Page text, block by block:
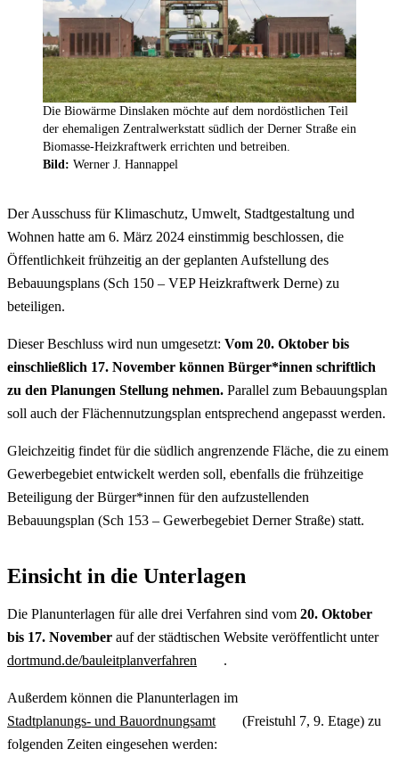
Die Biowärme Dinslaken möchte auf dem nordöstlichen Teil
der ehemaligen Zentralwerkstatt südlich der Derner Straße ein
Biomasse-Heizkraftwerk errichten und betreiben.
Bild: Werner J. Hannappel
Der Ausschuss für Klimaschutz, Umwelt, Stadtgestaltung und
Wohnen hatte am 6. März 2024 einstimmig beschlossen, die
Öffentlichkeit frühzeitig an der geplanten Aufstellung des
Bebauungsplans (Sch 150 – VEP Heizkraftwerk Derne) zu
beteiligen.
Dieser Beschluss wird nun umgesetzt: Vom 20. Oktober bis
einschließlich 17. November können Bürger*innen schriftlich
zu den Planungen Stellung nehmen. Parallel zum Bebauungsplan
soll auch der Flächennutzungsplan entsprechend angepasst werden.
Gleichzeitig findet für die südlich angrenzende Fläche, die zu einem
Gewerbegebiet entwickelt werden soll, ebenfalls die frühzeitige
Beteiligung der Bürger*innen für den aufzustellenden
Bebauungsplan (Sch 153 – Gewerbegebiet Derner Straße) statt.
Einsicht in die Unterlagen
Die Planunterlagen für alle drei Verfahren sind vom 20. Oktober
bis 17. November auf der städtischen Website veröffentlicht unter
dortmund.de/bauleitplanverfahren
.
Außerdem können die Planunterlagen im
Stadtplanungs- und Bauordnungsamt
(Freistuhl 7, 9. Etage) zu
folgenden Zeiten eingesehen werden: